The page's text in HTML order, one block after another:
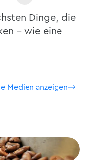
Dinge, die
– wie eine
Medien anzeigen